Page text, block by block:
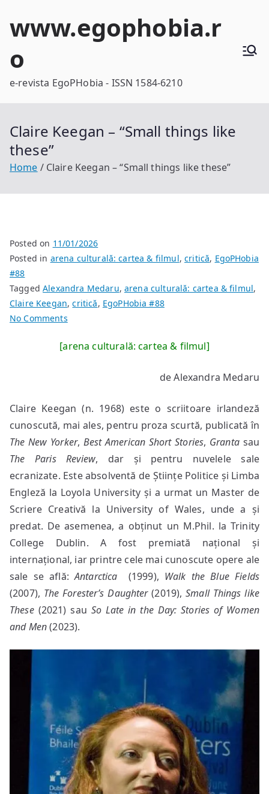
www.egophobia.r
o
e-revista EgoPHobia - ISSN 1584-6210
Claire Keegan – “Small things like
these”
Home Claire Keegan – “Small things like these”
Posted on 11/01/2026
Posted in arena culturală: cartea & filmul,critică, EgoPHobia
#88
TaggedAlexandra Medaru,arena culturală: cartea & filmul,
Claire Keegan,critică, EgoPHobia #88
No Commentson
Keegan
like
these”
[arena culturală: cartea & filmul]
de Alexandra Medaru
Claire Keegan (n. 1968) este o scriitoare irlandeză
cunoscută, mai ales, pentru proza scurtă, publicată în
The New Yorker, Best American Short Stories, Grantasau
The Paris Review, dar și pentru nuvelele sale
ecranizate. Este absolventă de Științe Politice și Limba
Engleză la Loyola University și a urmat un Master de
Scriere Creativă la University of Wales, unde a și
predat. De asemenea, a obținut un M.Phil. la Trinity
College Dublin. A fost premiată național și
internațional, iar printre cele mai cunoscute opere ale
sale se află:Antarctica (1999), Walk the Blue Fields
(2007), The Forester’s Daughter(2019),Small Things like
These(2021) sau So Late in the Day: Stories of Women
and Men(2023).